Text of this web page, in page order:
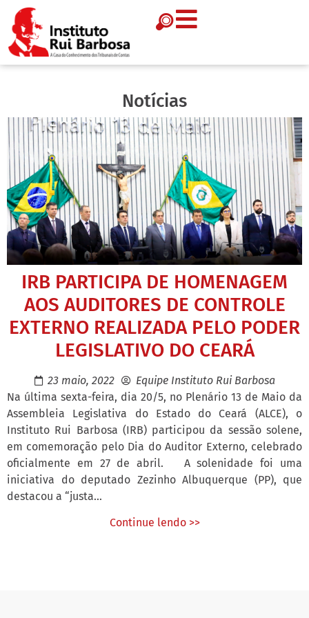
Notícias
IRB PARTICIPA DE HOMENAGEM
AOS AUDITORES DE CONTROLE
EXTERNO REALIZADA PELO PODER
LEGISLATIVO DO CEARÁ
23 maio, 2022
Equipe Instituto Rui Barbosa
Na última sexta-feira, dia 20/5, no Plenário 13 de Maio da
Assembleia Legislativa do Estado do Ceará (ALCE), o
Instituto Rui Barbosa (IRB) participou da sessão solene,
em comemoração pelo Dia do Auditor Externo, celebrado
oficialmente em 27 de abril. A solenidade foi uma
iniciativa do deputado Zezinho Albuquerque (PP), que
destacou a “justa...
Continue lendo >>